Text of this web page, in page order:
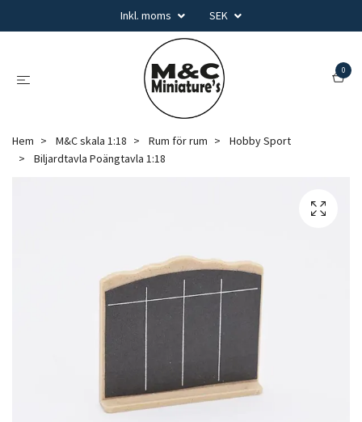
Inkl. moms SEK
0
Hem M&C skala 1:18 Rum för rum
Hobby Sport
Biljardtavla Poängtavla 1:18